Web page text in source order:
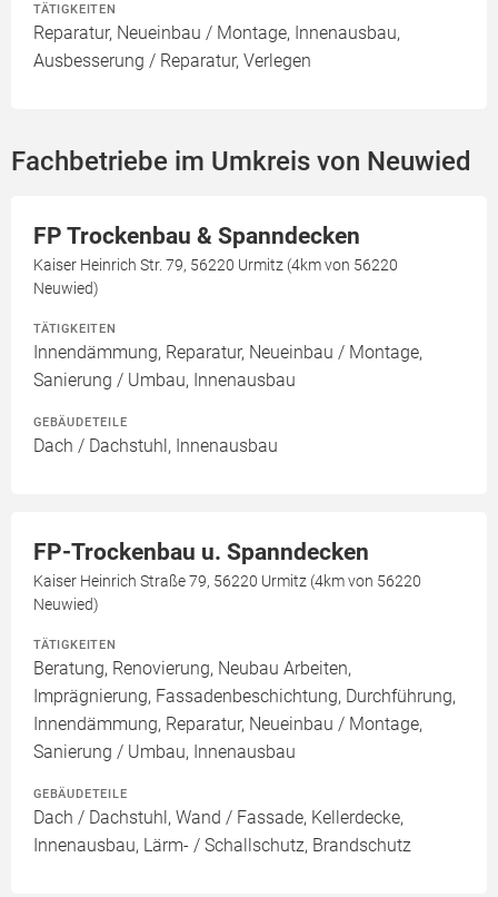
TÄTIGKEITEN
Reparatur, Neueinbau / Montage, Innenausbau,
Ausbesserung / Reparatur, Verlegen
Fachbetriebe im Umkreis von Neuwied
FP Trockenbau & Spanndecken
Kaiser Heinrich Str. 79, 56220 Urmitz (4km von 56220
Neuwied)
TÄTIGKEITEN
Innendämmung, Reparatur, Neueinbau / Montage,
Sanierung / Umbau, Innenausbau
GEBÄUDETEILE
Dach / Dachstuhl, Innenausbau
FP-Trockenbau u. Spanndecken
Kaiser Heinrich Straße 79, 56220 Urmitz (4km von 56220
Neuwied)
TÄTIGKEITEN
Beratung, Renovierung, Neubau Arbeiten,
Imprägnierung, Fassadenbeschichtung, Durchführung,
Innendämmung, Reparatur, Neueinbau / Montage,
Sanierung / Umbau, Innenausbau
GEBÄUDETEILE
Dach / Dachstuhl, Wand / Fassade, Kellerdecke,
Innenausbau, Lärm- / Schallschutz, Brandschutz